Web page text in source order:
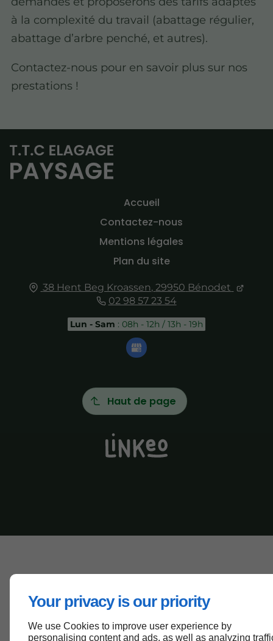
Your privacy is our priority
We use Cookies to improve user experience by
personalising content and ads, as well as analyzing
à la complexité du travail (abattage régulier,
abattage d’arbre penché, et autres).
Contactez-nous pour en savoir plus sur nos
prestations !
Accueil
Contactez-nous
Mentions légales
Plan du site
38 Hent Beg Kroassen, 29950 Bénodet
02 98 57 23 54
Lun - Sam : 08h - 12h / 13h - 19h
Haut de page